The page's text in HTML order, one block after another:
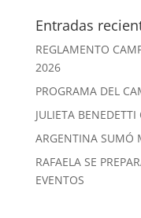
Entradas
REGLAMENTO
2026
PROGRAMA DEL
JULIETA
ARGENTINA SUMÓ
RAFAELA SE
EVENTOS